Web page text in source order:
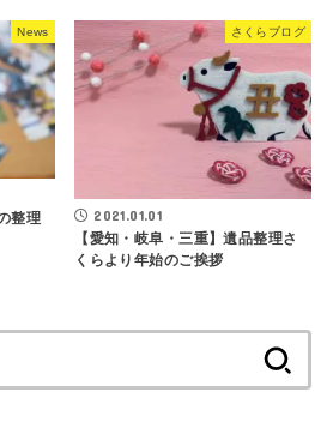
News
整理
さくらブログ
2021.01.01
【愛知・岐阜・三重】遺品整理さ
くらより年始のご挨拶
索: